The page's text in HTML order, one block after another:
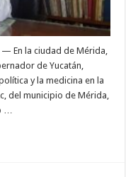
— En la ciudad de Mérida,
de Yucatán,
y la medicina en la
del municipio de Mérida,
…